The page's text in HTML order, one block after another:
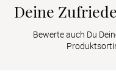
Deine
Bewerte auch Du